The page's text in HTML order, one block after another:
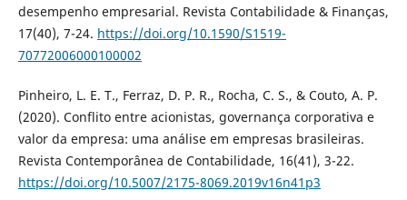
desempenho empresarial. Revista Contabilidade & Finanças,
17(40), 7-24. https://doi.org/10.1590/S1519-
70772006000100002
Pinheiro, L. E. T., Ferraz, D. P. R., Rocha, C. S., & Couto, A. P.
(2020). Conflito entre acionistas, governança corporativa e
valor da empresa: uma análise em empresas brasileiras.
Revista Contemporânea de Contabilidade, 16(41), 3-22.
https://doi.org/10.5007/2175-8069.2019v16n41p3